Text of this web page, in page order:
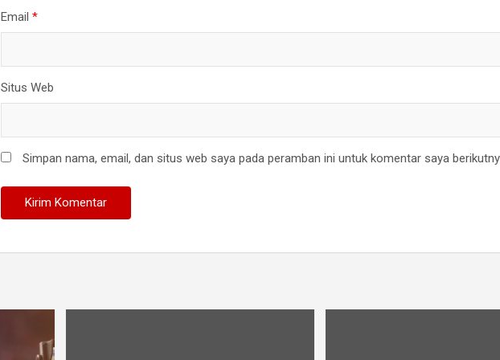
Email*
Situs Web
Simpan nama, email, dan situs web saya pada peramban ini untuk komentar saya